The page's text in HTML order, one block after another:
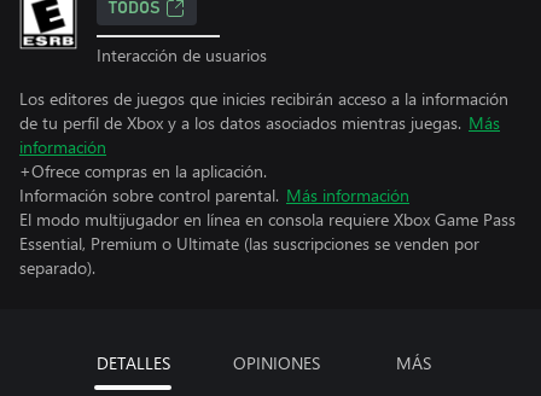
TODOS
Interacción de usuarios
Los editores de juegos que inicies recibirán acceso a la información
de tu perfil de Xbox y a los datos asociados mientras juegas. Más
información
+Ofrece compras en la aplicación.
Información sobre control parental. Más información
El modo multijugador en línea en consola requiere Xbox Game Pass
Essential, Premium o Ultimate (las suscripciones se venden por
separado).
DETALLES OPINIONES MÁS